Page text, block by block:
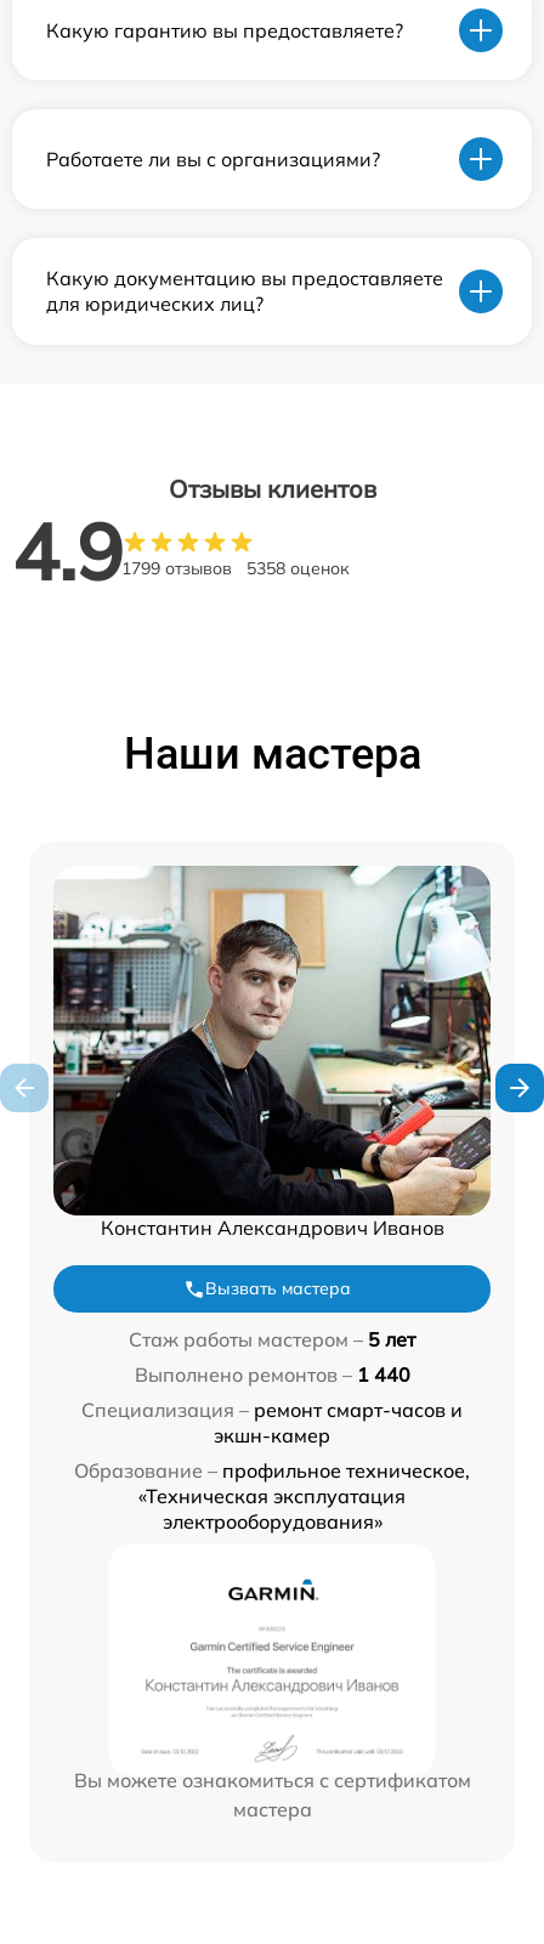
Какую гарантию вы предоставляете?
Работаете ли вы с организациями?
Какую документацию вы предоставляете
для юридических лиц?
Отзывы клиентов
4.91799 отзывов 5358 оценок
Наши мастера
Константин Александрович Иванов
Вызвать мастера
Стаж работы мастером – 5 лет
Выполнено ремонтов – 1 440
Специализация – ремонт смарт-часов и
экшн-камер
Образование – профильное техническое,
«Техническая эксплуатация
электрооборудования»
Вы можете ознакомиться с сертификатом
мастера